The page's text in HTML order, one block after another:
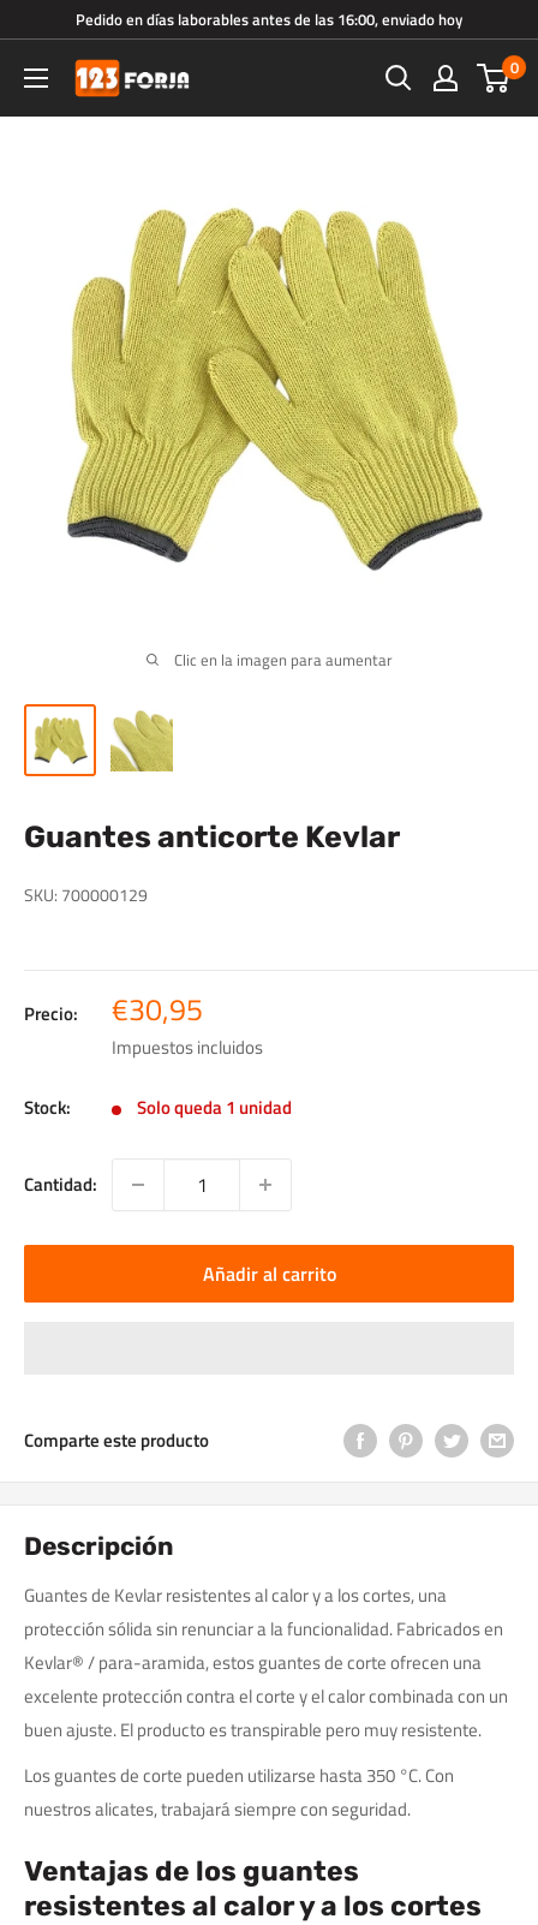
directamente
contenido
Pedido en días laborables antes de las 16:00, enviado hoy
123forja.es 0
Clic en la imagen para aumentar
Guantes anticorte Kevlar
SKU: 700000129
Precio: Precio
de
venta
€30,95
Impuestos incluidos
Stock: Solo queda 1 unidad
Cantidad:
Añadir al carrito
Comparte este producto
Descripción
Guantes de Kevlar resistentes al calor y a los cortes, una
protección sólida sin renunciar a la funcionalidad. Fabricados en
Kevlar® / para-aramida, estos guantes de corte ofrecen una
excelente protección contra el corte y el calor combinada con un
buen ajuste. El producto es transpirable pero muy resistente.
Los guantes de corte pueden utilizarse hasta 350 °C. Con
nuestros alicates, trabajará siempre con seguridad.
Ventajas de los guantes
resistentes al calor y a los cortes